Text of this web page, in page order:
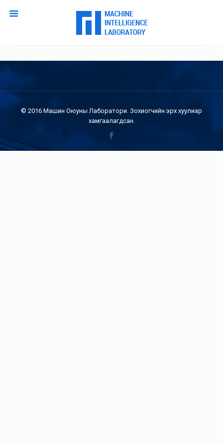
© 2016 Машин Оюуны Лаборатори. Зохиогчийн эрх хуулиар
хамгаалагдсан.